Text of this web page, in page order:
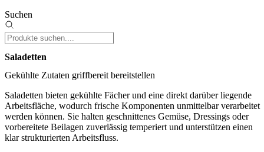
Suchen
Saladetten
Gekühlte Zutaten griffbereit bereitstellen
Saladetten bieten gekühlte Fächer und eine direkt darüber liegende
Arbeitsfläche, wodurch frische Komponenten unmittelbar verarbeitet
werden können. Sie halten geschnittenes Gemüse, Dressings oder
vorbereitete Beilagen zuverlässig temperiert und unterstützen einen
klar strukturierten Arbeitsfluss.